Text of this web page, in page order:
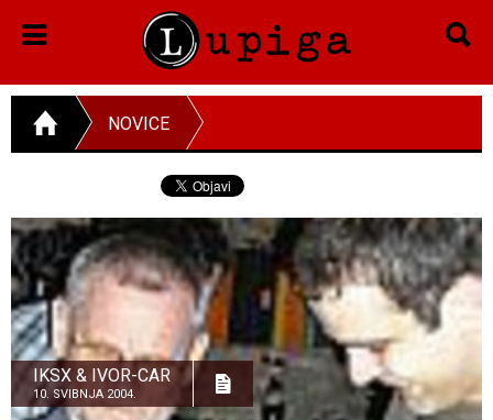
NOVICE
IKSX & IVOR-CAR
10. SVIBNJA 2004.